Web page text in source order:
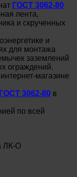
ГОСТ 3062-80
лента,
и скрученных
и
для монтажа
заземлений
ограждений.
магазине
ГОСТ 3062-80 в
по всей
ЛК-О